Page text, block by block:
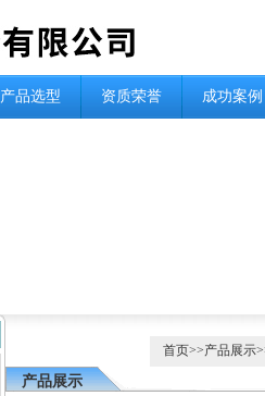
产品选型 资质荣誉 成功案例
首页>>产品展示
产品展示